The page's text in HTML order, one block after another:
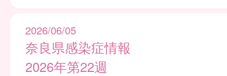
2026/06/05
奈良県感染症情報
2026年第22週